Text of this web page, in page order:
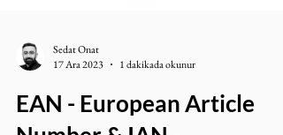
Sedat Onat
17 Ara 2023
1 dakikada okunur